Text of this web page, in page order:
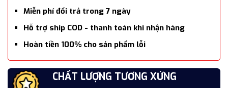
Miễn phí đổi trả trong 7 ngày
Hỗ trợ ship COD - thanh toán khi nhận hàng
Hoàn tiền 100% cho sản phẩm lỗi
SẢN PHẨM CAO CẤP
CHẤT LƯỢNG TƯƠNG XỨNG
7 NGÀY ĐỔI TRẢ MIỄN PHÍ
HOÀN TIỀN SẢN PHẨM LỖI